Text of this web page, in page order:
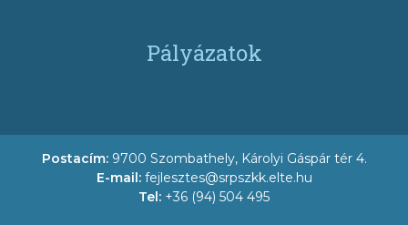
Pályázatok
Postacím: 9700 Szombathely, Károlyi Gáspár tér 4.
E-mail: fejlesztes@srpszkk.elte.hu
Tel: +36 (94) 504 495